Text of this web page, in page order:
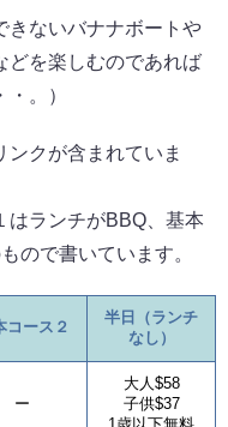
きないバナナボートや
どを楽しむのであれば
。）
クが含まれていま
はランチがBBQ、基本
ので書いています。
コース２
半日（ランチ
なし）
ー
大人$58
子供$37
1歳以下無料